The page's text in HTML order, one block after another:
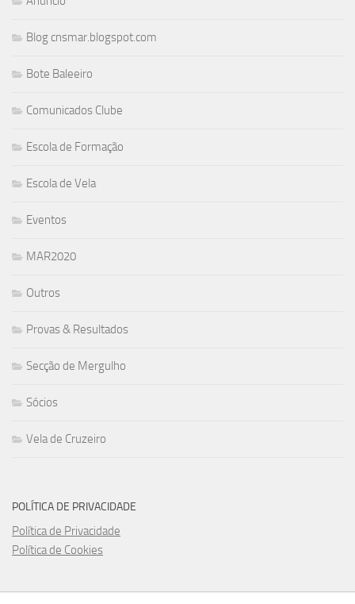
Blog cnsmar.blogspot.com
Bote Baleeiro
Comunicados Clube
Escola de Formação
Escola de Vela
Eventos
MAR2020
Outros
Provas & Resultados
Secção de Mergulho
Sócios
Vela de Cruzeiro
POLÍTICA DE PRIVACIDADE
Política de Privacidade
Política de Cookies